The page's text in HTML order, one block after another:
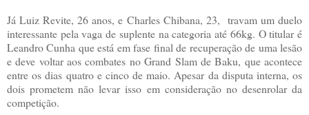
Já Luiz Revite, 26 anos, e Charles Chibana, 23, travam um duelo
interessante pela vaga de suplente na categoria até 66kg. O titular é
Leandro Cunha que está em fase final de recuperação de uma lesão
e deve voltar aos combates no Grand Slam de Baku, que acontece
entre os dias quatro e cinco de maio. Apesar da disputa interna, os
dois prometem não levar isso em consideração no desenrolar da
competição.